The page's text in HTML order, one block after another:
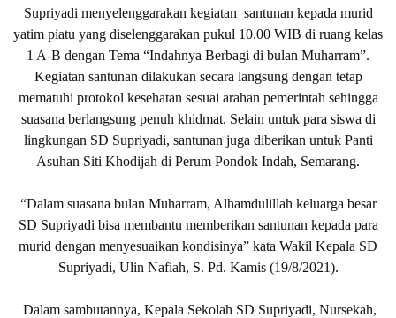
Supriyadi menyelenggarakan kegiatan santunan kepada murid
yatim piatu yang diselenggarakan pukul 10.00 WIB di ruang kelas
1 A-B dengan Tema “Indahnya Berbagi di bulan Muharram”.
Kegiatan santunan dilakukan secara langsung dengan tetap
mematuhi protokol kesehatan sesuai arahan pemerintah sehingga
suasana berlangsung penuh khidmat. Selain untuk para siswa di
lingkungan SD Supriyadi, santunan juga diberikan untuk Panti
Asuhan Siti Khodijah di Perum Pondok Indah, Semarang.
“Dalam suasana bulan Muharram, Alhamdulillah keluarga besar
SD Supriyadi bisa membantu memberikan santunan kepada para
murid dengan menyesuaikan kondisinya” kata Wakil Kepala SD
Supriyadi, Ulin Nafiah, S. Pd. Kamis (19/8/2021).
Dalam sambutannya, Kepala Sekolah SD Supriyadi, Nursekah,